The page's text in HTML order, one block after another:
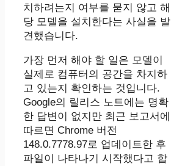
치하려는지 여부를 묻지 않고 해
당 모델을 설치한다는 사실을 발
견했습니다.
가장 먼저 해야 할 일은 모델이
실제로 컴퓨터의 공간을 차지하
고 있는지 확인하는 것입니다.
Google의 릴리스 노트에는 명확
한 답변이 없지만 최근 보고서에
따르면 Chrome 버전
148.0.7778.97로 업데이트한 후
파일이 나타나기 시작했다고 합